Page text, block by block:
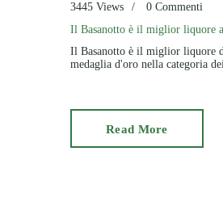
3445 Views 0 Commenti
Il Basanotto è il miglior liquore
Il Basanotto è il miglior liquore
medaglia d'oro nella categoria
Read More